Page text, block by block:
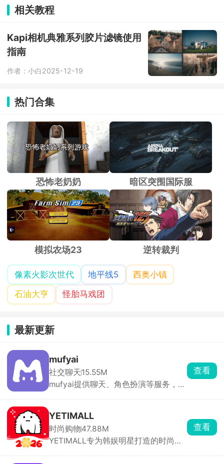
活动效果，既能帮助教师们轻松地管理
学生和课程，在平台上直接布置和批改
生们在课外之余勤能补拙，随时随地进
行提问，更好的进行学习。
相关教程
Kapi相机典雅系列胶片滤镜使用
指南
作者：小白2025-12-19
热门合集
恐怖老奶奶 暗区突围国际服
模拟农场23 逆转裁判
像素火影次世代 地平线5
西奥小镇
石油大亨
怪胎马戏团
最新更新
mufyai
社交聊天15.55M
mufyai提供聊天、角色扮演等服务，在
粮，猫罐头，鱼缸都是等价货币，可以
用于创建角色和剧本等，在mufyai中你
就是主角，人人都是创作者，构筑出了
一个完全沉浸式的虚拟交互天地，与众
查看
YETIMALL
时尚购物47.88M
YETIMALL专为韩娱明星打造的时尚周
查看